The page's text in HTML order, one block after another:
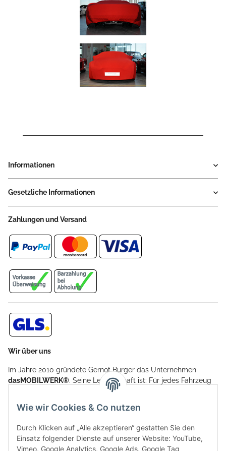
Informationen
Gesetzliche Informationen
Zahlungen und Versand
Wir über uns
Im Jahre 2010 gründete Gernot Burger das Unternehmen
dasMOBILWERK®. Seine Leidenschaft ist: Für jedes Fahrzeug
ein Car Cover anzubieten - passgenau und individuell.
Aufgrund der vielen positiven Kundenrückmeldungen kamen
weitere Produkte, wie Reifenschuhe, Hardtopständer hinzu.
Seine Reifenschoner werden in Deutschland produziert und
sind mit hochwertigen Techniken und Materialien gefertigt.
Wie wir Cookies & Co nutzen
Durch Klicken auf „Alle akzeptieren“ gestatten Sie den
Einsatz folgender Dienste auf unserer Website: YouTube,
Vimeo, Google Analytics, Google Ads, Google Tag